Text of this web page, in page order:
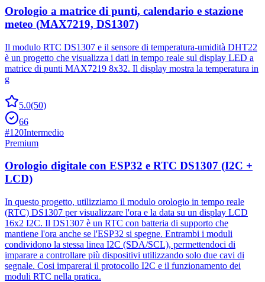
Orologio a matrice di punti, calendario e stazione
meteo (MAX7219, DS1307)
Il modulo RTC DS1307 e il sensore di temperatura-umidità DHT22
è un progetto che visualizza i dati in tempo reale sul display LED a
matrice di punti MAX7219 8x32. Il display mostra la temperatura in
g
5.0(50)
66
#120Intermedio
Premium
Orologio digitale con ESP32 e RTC DS1307 (I2C +
LCD)
In questo progetto, utilizziamo il modulo orologio in tempo reale
(RTC) DS1307 per visualizzare l'ora e la data su un display LCD
16x2 I2C. Il DS1307 è un RTC con batteria di supporto che
mantiene l'ora anche se l'ESP32 si spegne. Entrambi i moduli
condividono la stessa linea I2C (SDA/SCL), permettendoci di
imparare a controllare più dispositivi utilizzando solo due cavi di
segnale. Cosi imparerai il protocollo I2C e il funzionamento dei
moduli RTC nella pratica.